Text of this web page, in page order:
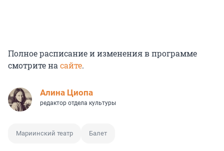
Полное расписание и изменения в программе
смотрите насайте.
Алина Циопа
редактор отдела культуры
Мариинский театр Балет